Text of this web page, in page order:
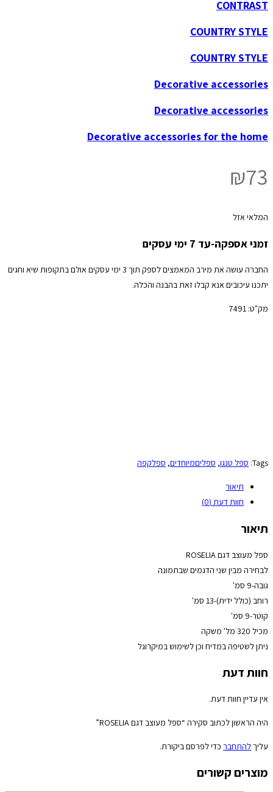
CONTRAST
COUNTRY STYLE
COUNTRY STYLE
Decorative accessories
Decorative accessories
Decorative accessories for the home
₪73
המלאי אזל
זמני אספקה-עד 7 ימי עסקים
החברה עושה את מירב המאמצים לספק תוך 3 ימי עסקים אולם בתקופות שיא וחגים
יתכנו עיכובים אנא קבלו זאת בהבנה והכלה.
מק"ט: 7491
Tags: ספל טנגו, ספליםמיוחדים, ספלקפה
תיאור
חוות דעת (0)
תיאור
ספל מעוצב דגם ROSELIA
לבחירה מבין שני הדגמים שבתמונה
גובה-9 סמ'
רוחב (כולל ידית)-13 סמ'
קוטר-9 סמ'
מכיל 320 מל' משקה
ניתן לשטיפה במדיח וכן לשימוש במיקרוגל
חוות דעת
אין עדיין חוות דעת.
היה הראשון לכתוב סקירה “ספל מעוצב דגם ROSELIA”
עליךלהתחבר כדי לפרסם ביקורת.
מוצרים קשורים